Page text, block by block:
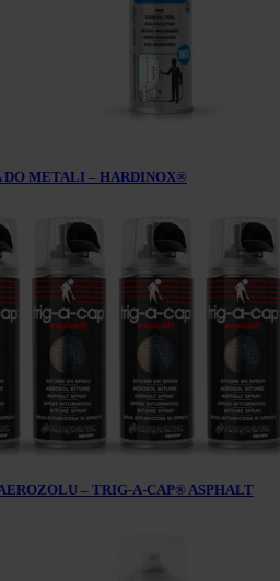
DO METALI – HARDINOX®
– TRIG-A-CAP® ASPHALT